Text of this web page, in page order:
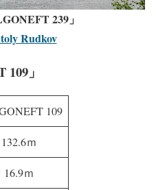
239」
Rudkov
」
109
132.6ｍ
16.9ｍ